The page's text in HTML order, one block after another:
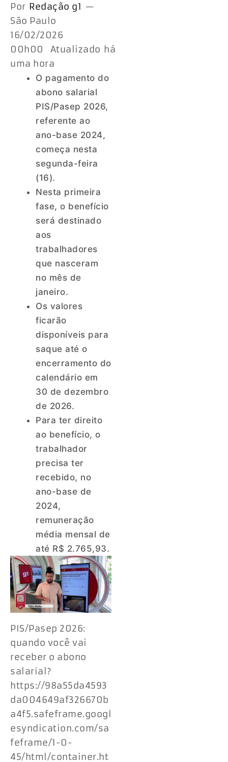
Por Redação g1 —
São Paulo
16/02/2026
00h00 Atualizado há
uma hora
O pagamento do
abono salarial
PIS/Pasep 2026,
referente ao
ano-base 2024,
começa nesta
segunda-feira
(16).
Nesta primeira
fase, o benefício
será destinado
aos
trabalhadores
que nasceram
no mês de
janeiro.
Os valores
ficarão
disponíveis para
saque até o
encerramento do
calendário em
30 de dezembro
de 2026.
Para ter direito
ao benefício, o
trabalhador
precisa ter
recebido, no
ano-base de
2024,
remuneração
média mensal de
até R$ 2.765,93.
PIS/Pasep 2026:
quando você vai
receber o abono
salarial?
https://98a55da4593
da004649af326670b
a4f5.safeframe.googl
esyndication.com/sa
feframe/1-0-
45/html/container.ht